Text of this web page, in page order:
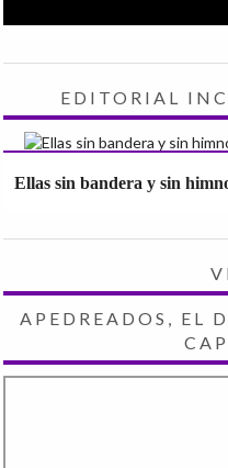
EDITORIAL
Ellas sin bandera y sin
APEDREADOS, EL